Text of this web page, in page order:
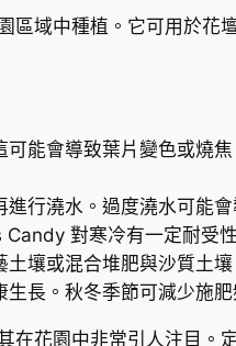
m
a
n
y
H
o
s
t
域中種植。它可用於花
能會導致葉片變色或燒
行澆水。過度澆水可能
對寒冷有一定耐受
壤或混合堆肥與沙質土
長。秋冬季節可減少施肥
花園中非常引人注目。